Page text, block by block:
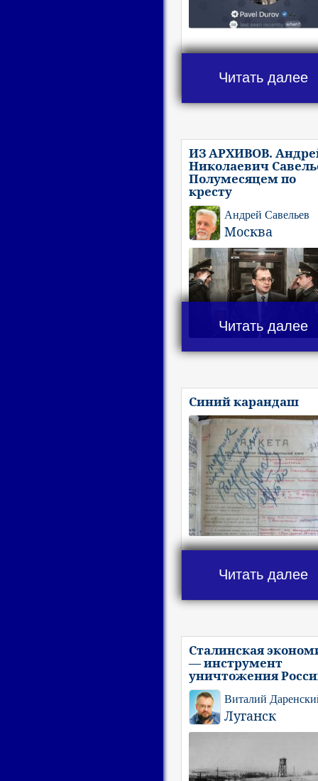
Читать далее
ИЗ АРХИВОВ.
Николаевич
Полумесяцем по
кресту
Андрей Савельев
Москва
Читать далее
Синий карандаш
Читать далее
Сталинская
— инструмент
уничтожения
Виталий
Луганск